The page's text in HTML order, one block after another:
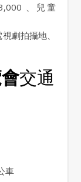
、兒童
劇拍攝地、
交通
車